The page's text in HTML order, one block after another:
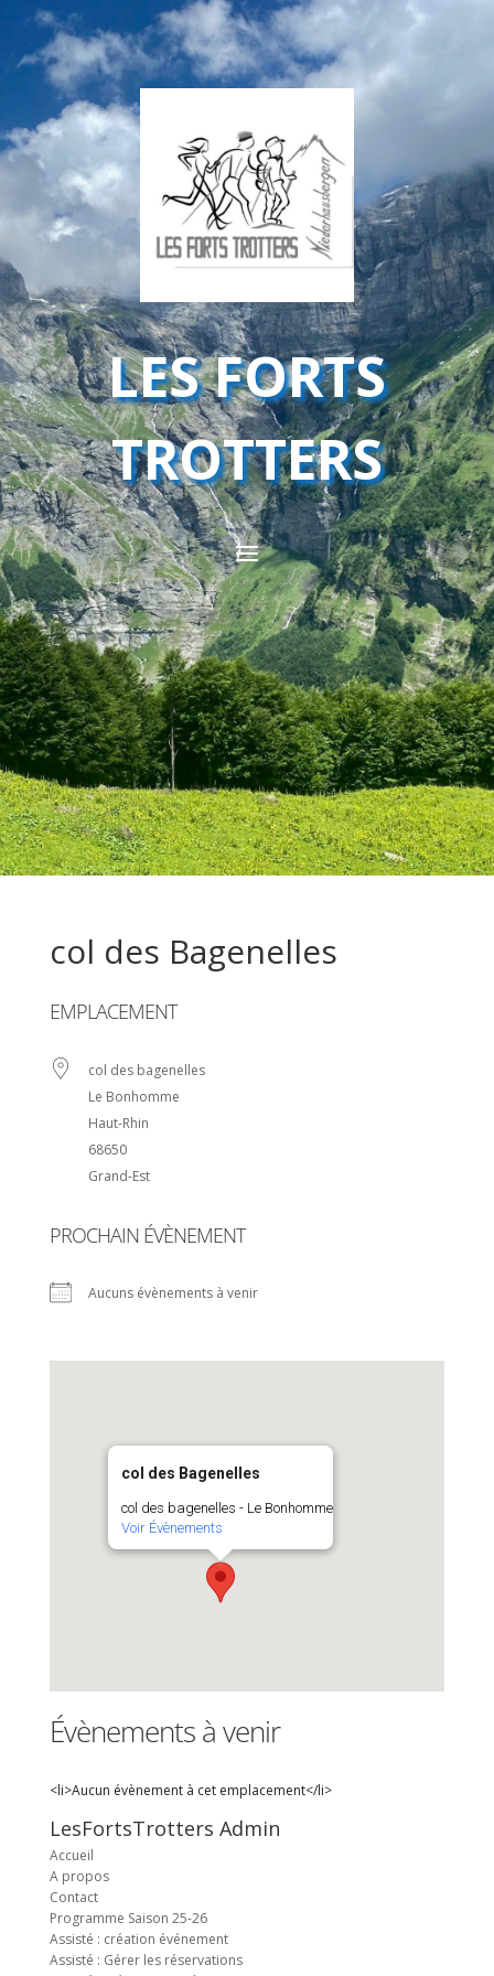
LES FORTS
TROTTERS
col des Bagenelles
EMPLACEMENT
col des bagenelles
Le Bonhomme
Haut-Rhin
68650
Grand-Est
PROCHAIN ÉVÈNEMENT
Aucuns évènements à venir
col des Bagenelles
col des bagenelles - Le Bonhomme
Voir Évènements
Évènements à venir
<li>Aucun évènement à cet emplacement</li>
LesFortsTrotters Admin
Accueil
A propos
Contact
Programme Saison 25-26
Assisté : création événement
Assisté : Gérer les réservations